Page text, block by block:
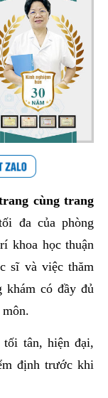
cùng trang
đa của phòng
khoa học thuận
sĩ và việc thăm
khám có đầy đủ
tân, hiện đại,
định trước khi